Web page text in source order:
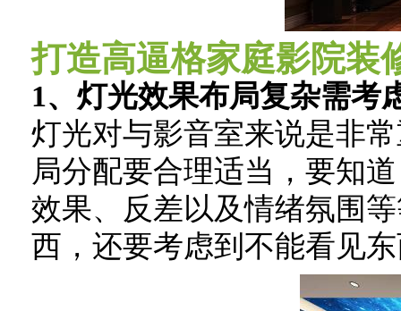
打造高逼格家庭影院装
1、灯光效果布局复杂需考
灯光对与影音室来说是非
局分配要合理适当，要知
效果、反差以及情绪氛围
西，还要考虑到不能看见